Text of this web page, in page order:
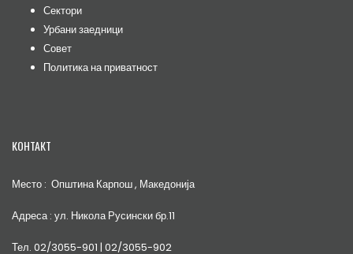
Сектори
Урбани заедници
Совет
Политика на приватност
КОНТАКТ
Место : Општина Карпош , Македонија
Адреса : ул. Никола Русински бр.11
Тел. 02/3055-901 | 02/3055-902